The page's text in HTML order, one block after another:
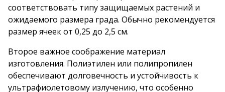
соответствовать типу защищаемых растений и
ожидаемого размера града. Обычно рекомендуется
размер ячеек от 0,25 до 2,5 см.
Второе важное соображение материал
изготовления. Полиэтилен или полипропилен
обеспечивают долговечность и устойчивость к
ультрафиолетовому излучению, что особенно